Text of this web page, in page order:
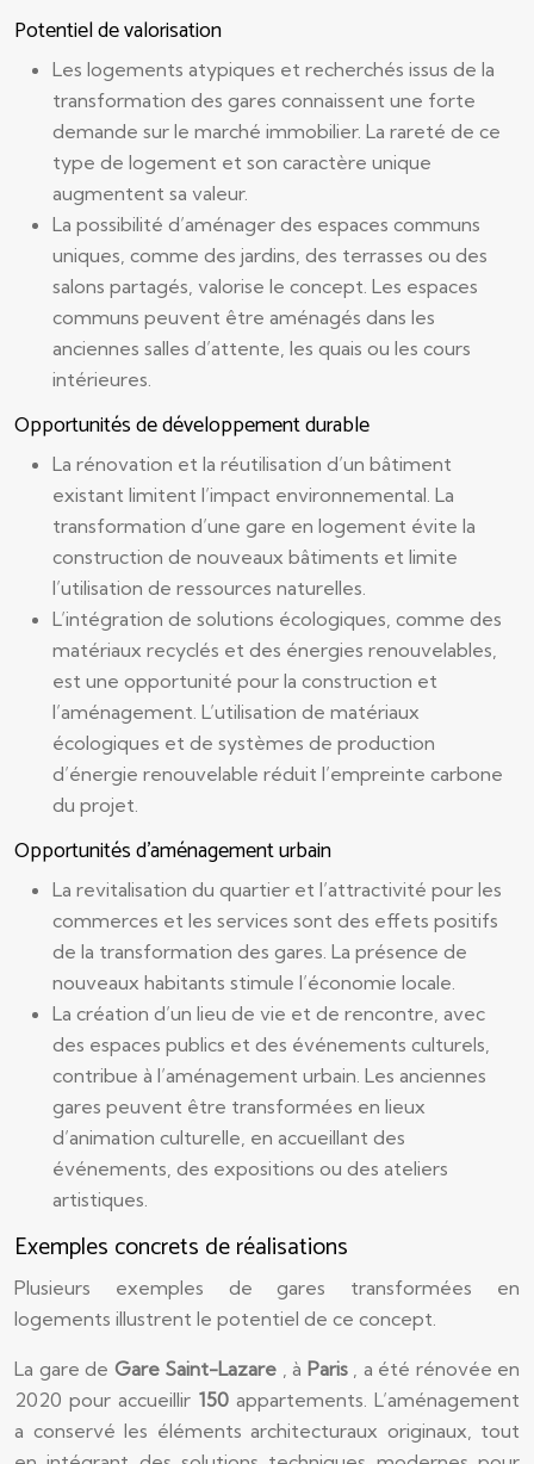
Potentiel de valorisation
Les logements atypiques et recherchés issus de la
transformation des gares connaissent une forte
demande sur le marché immobilier. La rareté de ce
type de logement et son caractère unique
augmentent sa valeur.
La possibilité d’aménager des espaces communs
uniques, comme des jardins, des terrasses ou des
salons partagés, valorise le concept. Les espaces
communs peuvent être aménagés dans les
anciennes salles d’attente, les quais ou les cours
intérieures.
Opportunités de développement durable
La rénovation et la réutilisation d’un bâtiment
existant limitent l’impact environnemental. La
transformation d’une gare en logement évite la
construction de nouveaux bâtiments et limite
l’utilisation de ressources naturelles.
L’intégration de solutions écologiques, comme des
matériaux recyclés et des énergies renouvelables,
est une opportunité pour la construction et
l’aménagement. L’utilisation de matériaux
écologiques et de systèmes de production
d’énergie renouvelable réduit l’empreinte carbone
du projet.
Opportunités d’aménagement urbain
La revitalisation du quartier et l’attractivité pour les
commerces et les services sont des effets positifs
de la transformation des gares. La présence de
nouveaux habitants stimule l’économie locale.
La création d’un lieu de vie et de rencontre, avec
des espaces publics et des événements culturels,
contribue à l’aménagement urbain. Les anciennes
gares peuvent être transformées en lieux
d’animation culturelle, en accueillant des
événements, des expositions ou des ateliers
artistiques.
Exemples concrets de réalisations
Plusieurs exemples de gares transformées en
logements illustrent le potentiel de ce concept.
La gare de Gare Saint-Lazare , à Paris , a été rénovée en
2020 pour accueillir 150 appartements. L’aménagement
a conservé les éléments architecturaux originaux, tout